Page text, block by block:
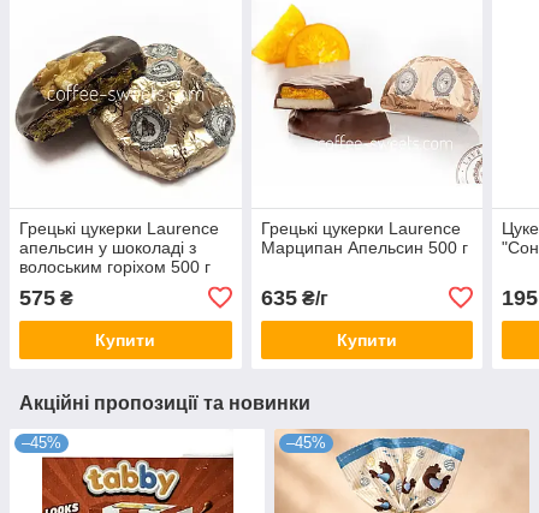
Грецькі цукерки Laurence
апельсин у шоколаді з
волоським горіхом 500 г
575 ₴
Купити
Грецькі цукерки Laurence
Марципан Апельсин 500 г
635₴/г
Купити
195
Акційні пропозиції та новинки
–45% –45%